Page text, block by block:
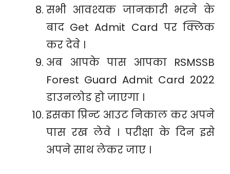
सभी आवश्यक जानकारी भरने के
बाद Get Admit Card पर क्लिक
कर देवे ।
अब आपके पास आपका RSMSSB
Forest Guard Admit Card 2022
डाउनलोड हो जाएगा ।
इसका प्रिन्ट आउट निकाल कर अपने
पास रख लेवे । परीक्षा के दिन इसे
अपने साथ लेकर जाए ।